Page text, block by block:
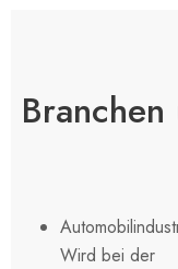
Wird bei der